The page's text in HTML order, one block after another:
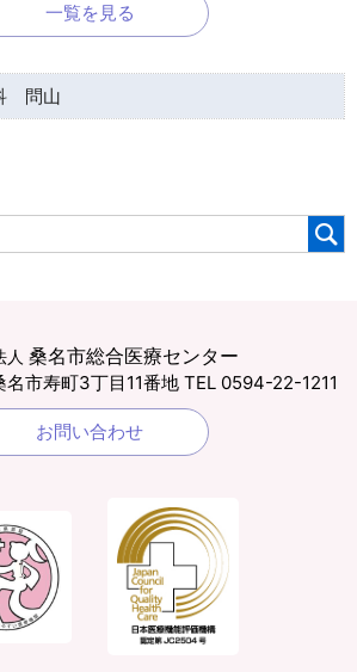
一覧を見る
問山
人 桑名市総合医療センター
名市寿町3丁目11番地 TEL 0594-22-1211
お問い合わせ